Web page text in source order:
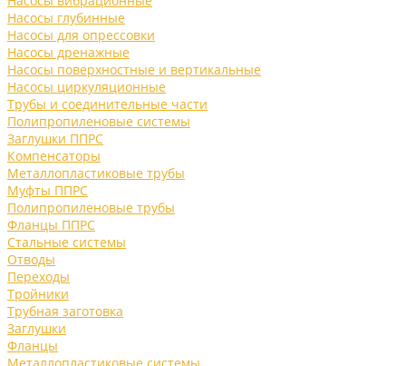
Насосы глубинные
Насосы для опрессовки
Насосы дренажные
Насосы поверхностные и вертикальные
Насосы циркуляционные
Трубы и соединительные части
Полипропиленовые системы
Заглушки ППРС
Компенсаторы
Металлопластиковые трубы
Муфты ППРС
Полипропиленовые трубы
Фланцы ППРС
Стальные системы
Отводы
Переходы
Тройники
Трубная заготовка
Заглушки
Фланцы